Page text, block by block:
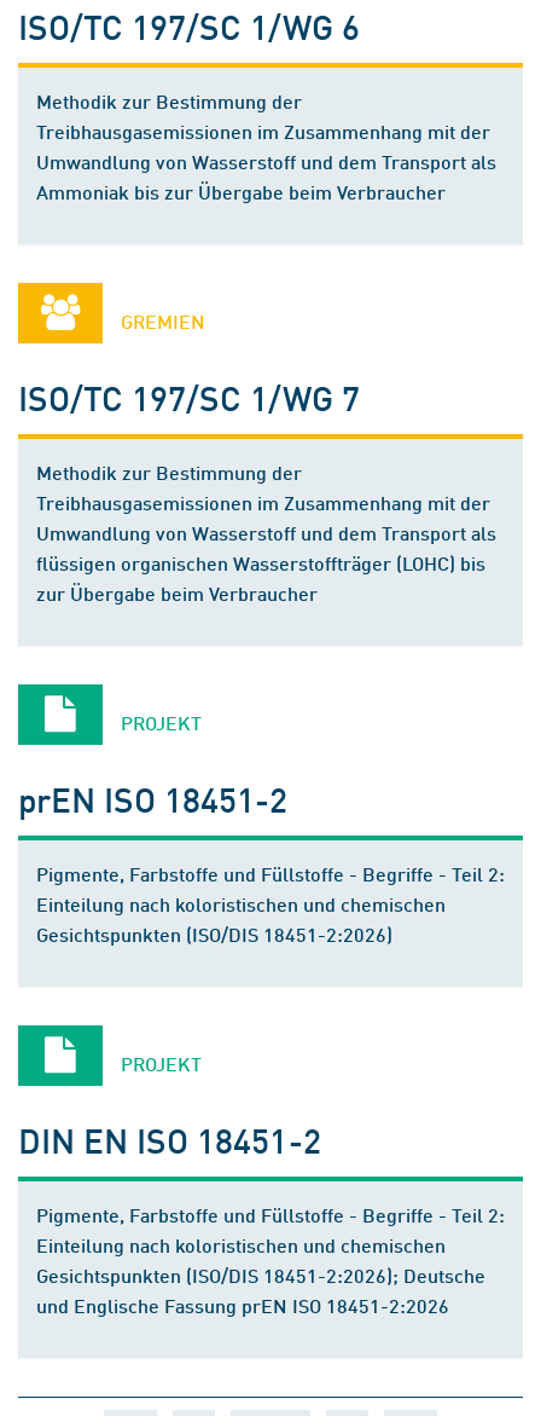
ISO/TC 197/SC 1/WG 6
Methodik zur Bestimmung der
Treibhausgasemissionen im Zusammenhang mit der
Umwandlung von Wasserstoff und dem Transport als
Ammoniak bis zur Übergabe beim Verbraucher
GREMIEN
ISO/TC 197/SC 1/WG 7
Methodik zur Bestimmung der
Treibhausgasemissionen im Zusammenhang mit der
Umwandlung von Wasserstoff und dem Transport als
flüssigen organischen Wasserstoffträger (LOHC) bis
zur Übergabe beim Verbraucher
PROJEKT
prEN ISO 18451-2
Pigmente, Farbstoffe und Füllstoffe - Begriffe - Teil 2:
Einteilung nach koloristischen und chemischen
Gesichtspunkten (ISO/DIS 18451-2:2026)
PROJEKT
DIN EN ISO 18451-2
Pigmente, Farbstoffe und Füllstoffe - Begriffe - Teil 2:
Einteilung nach koloristischen und chemischen
Gesichtspunkten (ISO/DIS 18451-2:2026); Deutsche
und Englische Fassung prEN ISO 18451-2:2026